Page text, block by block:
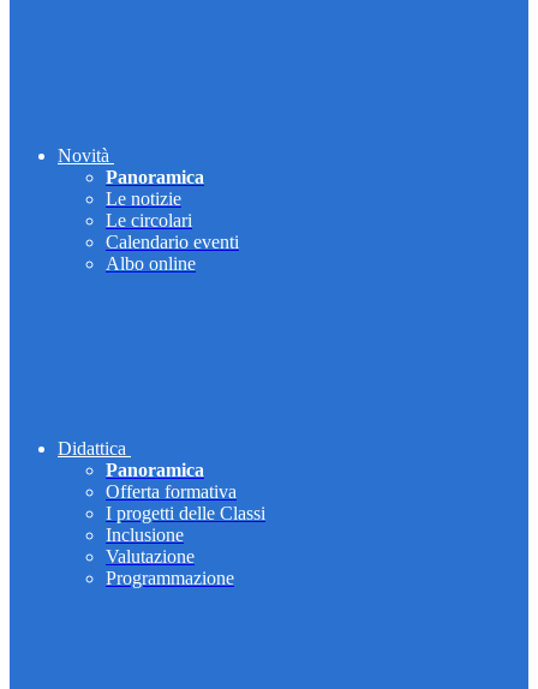
Novità
Panoramica
Le notizie
Le circolari
Calendario eventi
Albo online
Didattica
Panoramica
Offerta formativa
I progetti delle Classi
Inclusione
Valutazione
Programmazione